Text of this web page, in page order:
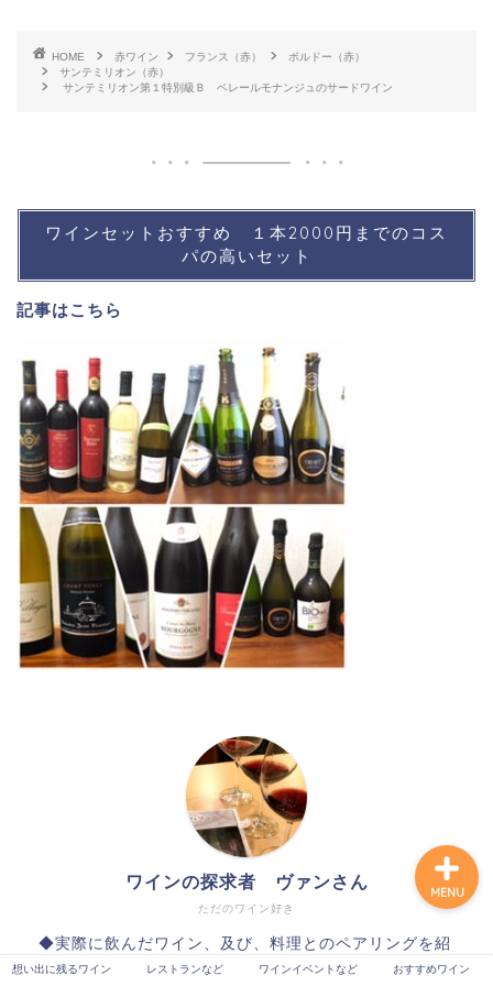
HOME 赤ワイン フランス（赤）
ボルドー（赤）
サンテミリオン（赤）
サンテミリオン第１特別級Ｂ ベレールモナンジュのサードワイン
ワインセットおすすめ １本2000円までのコス
パの高いセット
記事はこちら
ただのワイン好き
ワインの探求者 ヴァンさん
◆実際に飲んだワイン、及び、料理とのペアリングを紹
介。 ◆各ワインの情報を掲載：テイスティングコメン
想い出に残るワイン レストランなど ワインイベントなど おすすめワイン
MENU
想い出に残るワイン
レストランなど
おすすめワイン